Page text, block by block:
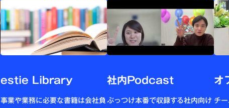
estie Library
事業や業務に必要な書籍は会社負
社内Podcast
ぶっつけ本番で収録する社内向け
オ
チ